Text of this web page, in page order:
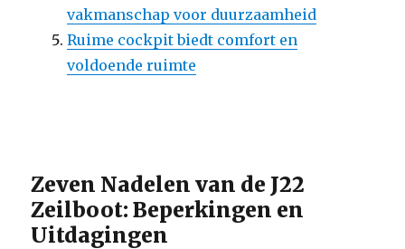
vakmanschap voor duurzaamheid
Ruime cockpit biedt comfort en
voldoende ruimte
Zeven Nadelen van de J22
Zeilboot: Beperkingen en
Uitdagingen